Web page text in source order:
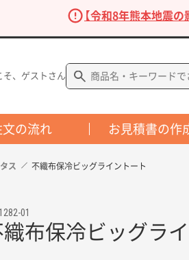
【令和8年熊本地震
そ、ゲストさん
文の流れ お見積書の作
ス 不織布保冷ビッグライントート
01
織布保冷ビッグラ